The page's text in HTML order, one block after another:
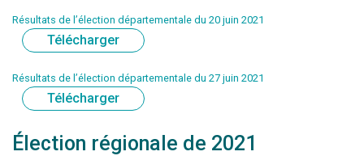
Résultats de l’élection départementale du 20 juin 2021
Télécharger
Résultats de l’élection départementale du 27 juin 2021
Télécharger
Élection régionale de 2021